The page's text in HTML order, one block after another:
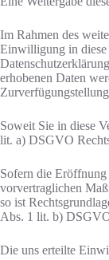
Im Rahmen des
Einwilligung in diese
erhobenen Daten
Soweit Sie in diese
lit. a) DSGVO
Sofern die
vorvertraglichen
so ist
Abs. 1 lit. b)
Die uns erteilte